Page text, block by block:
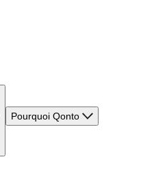
Pourquoi Qonto